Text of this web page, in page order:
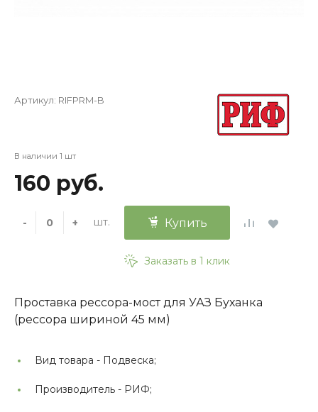
Артикул: RIFPRM-B
В наличии 1 шт
160 руб.
- + шт. Купить
Заказать в 1 клик
Проставка рессора-мост для УАЗ Буханка
(рессора шириной 45 мм)
Вид товара - Подвеска;
Производитель - РИФ;